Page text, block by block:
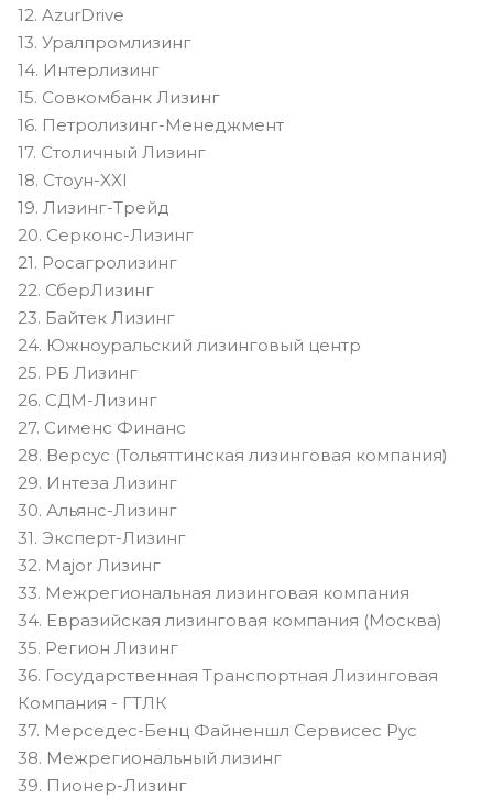
12. AzurDrive
13. Уралпромлизинг
14. Интерлизинг
15. Совкомбанк Лизинг
16. Петролизинг-Менеджмент
17. Столичный Лизинг
18. Стоун-XXI
19. Лизинг-Трейд
20. Серконс-Лизинг
21. Росагролизинг
22. СберЛизинг
23. Байтек Лизинг
24. Южноуральский лизинговый центр
25. РБ Лизинг
26. СДМ-Лизинг
27. Сименс Финанс
28. Версус (Тольяттинская лизинговая компания)
29. Интеза Лизинг
30. Альянс-Лизинг
31. Эксперт-Лизинг
32. Major Лизинг
33. Межрегиональная лизинговая компания
34. Евразийская лизинговая компания (Москва)
35. Регион Лизинг
36. Государственная Транспортная Лизинговая
Компания - ГТЛК
37. Мерседес-Бенц Файненшл Сервисес Рус
38. Межрегиональный лизинг
39. Пионер-Лизинг